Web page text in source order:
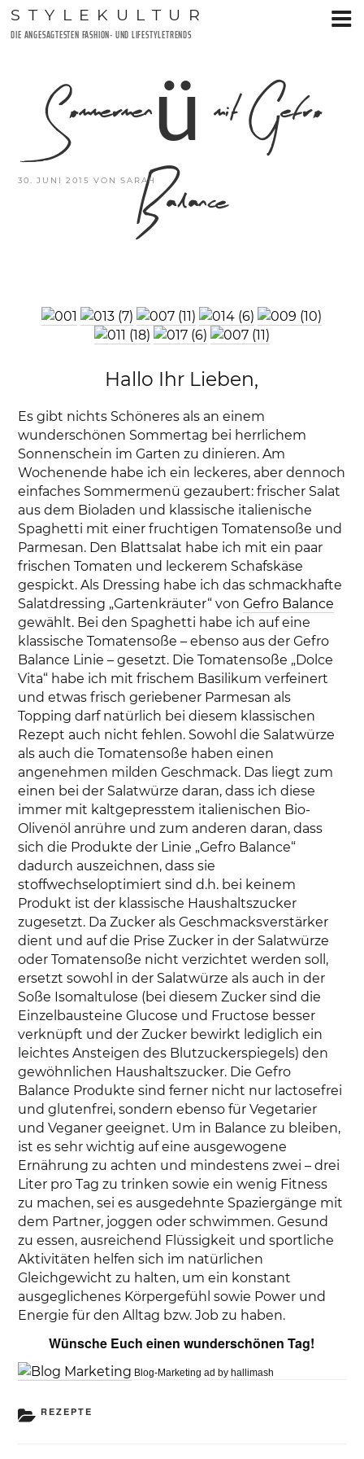
Zum
Inhalt
STYLEKULTUR
DIE ANGESAGTESTEN FASHION- UND LIFESTYLETRENDS
VERÖFFENTLICHT
30. JUNI 2015 VONSARAH
Sommermenü mit Gefro
Balance
Hallo Ihr Lieben,
Es gibt nichts Schöneres als an einem
wunderschönen Sommertag bei herrlichem
Sonnenschein im Garten zu dinieren. Am
Wochenende habe ich ein leckeres, aber dennoch
einfaches Sommermenü gezaubert: frischer Salat
aus dem Bioladen und klassische italienische
Spaghetti mit einer fruchtigen Tomatensoße und
Parmesan. Den Blattsalat habe ich mit ein paar
frischen Tomaten und leckerem Schafskäse
gespickt. Als Dressing habe ich das schmackhafte
Salatdressing „Gartenkräuter“ vonGefro Balance
gewählt. Bei den Spaghetti habe ich auf eine
klassische Tomatensoße – ebenso aus der Gefro
Balance Linie – gesetzt. Die Tomatensoße „Dolce
Vita“ habe ich mit frischem Basilikum verfeinert
und etwas frisch geriebener Parmesan als
Topping darf natürlich bei diesem klassischen
Rezept auch nicht fehlen. Sowohl die Salatwürze
als auch die Tomatensoße haben einen
angenehmen milden Geschmack. Das liegt zum
einen bei der Salatwürze daran, dass ich diese
immer mit kaltgepresstem italienischen Bio-
Olivenöl anrühre und zum anderen daran, dass
sich die Produkte der Linie „Gefro Balance“
dadurch auszeichnen, dass sie
stoffwechseloptimiert sind d.h. bei keinem
Produkt ist der klassische Haushaltszucker
zugesetzt. Da Zucker als Geschmacksverstärker
dient und auf die Prise Zucker in der Salatwürze
oder Tomatensoße nicht verzichtet werden soll,
ersetzt sowohl in der Salatwürze als auch in der
Soße Isomaltulose (bei diesem Zucker sind die
Einzelbausteine Glucose und Fructose besser
verknüpft und der Zucker bewirkt lediglich ein
leichtes Ansteigen des Blutzuckerspiegels) den
gewöhnlichen Haushaltszucker. Die Gefro
Balance Produkte sind ferner nicht nur lactosefrei
und glutenfrei, sondern ebenso für Vegetarier
und Veganer geeignet. Um in Balance zu bleiben,
ist es sehr wichtig auf eine ausgewogene
Ernährung zu achten und mindestens zwei – drei
Liter pro Tag zu trinken sowie ein wenig Fitness
zu machen, sei es ausgedehnte Spaziergänge mit
dem Partner, joggen oder schwimmen. Gesund
zu essen, ausreichend Flüssigkeit und sportliche
Aktivitäten helfen sich im natürlichen
Gleichgewicht zu halten, um ein konstant
ausgeglichenes Körpergefühl sowie Power und
Energie für den Alltag bzw. Job zu haben.
Wünsche Euch einen wunderschönen Tag!
Blog-Marketing ad by hallimash
KATEGORIEN
REZEPTE